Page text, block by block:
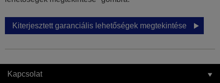
Kiterjesztett garanciális lehetőségek megtekintése
Kapcsolat